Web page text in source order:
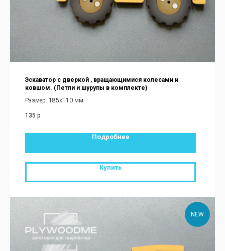
Эскаватор с дверкой , вращающимися колесами и
ковшом. (Петли и шурупы в комплекте)
Размер: 185х110 мм
135 р.
Подробнее
Купить
NEW